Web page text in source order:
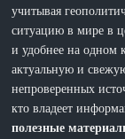
учитывая
ситуацию в мире в
и удобнее на одном
актуальную и
непроверенных
кто владеет
полезные